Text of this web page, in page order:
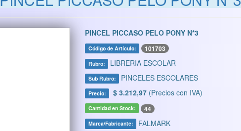
PINCEL PICCASO PELO PONY N*3
Código de Artículo: 101703
Rubro: LIBRERIA ESCOLAR
Sub Rubro: PINCELES ESCOLARES
Precio: $ 3.212,97 (Precios con IVA)
Cantidad en Stock: 44
Marca/Fabricante: FALMARK